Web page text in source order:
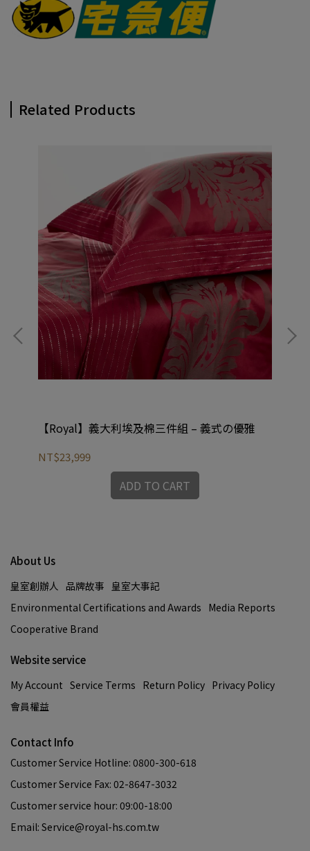
Related Products
【Royal】義大利埃及棉三件組 – 義式の優雅
NT$23,999
ADD TO CART
About Us
皇室創辦人 品牌故事 皇室大事記
Environmental Certifications and Awards Media Reports
Cooperative Brand
Website service
My Account Service Terms Return Policy Privacy Policy
會員權益
Contact Info
Customer Service Hotline: 0800-300-618
Customer Service Fax: 02-8647-3032
Customer service hour: 09:00-18:00
Email: Service@royal-hs.com.tw